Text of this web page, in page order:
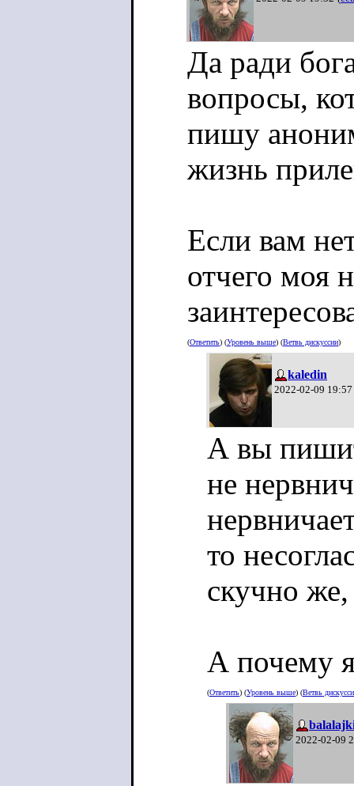
Да ради
вопросы,
пишу
жизнь
Если вам
отчего моя
(Ответить) (Уровень выше) (Ветвь дискуссии)
kaledin
2022-02-09 19:57
А вы
не
то
скучно
А почему
(Ответить) (Уровень выше) (Ветвь
2022-02-09